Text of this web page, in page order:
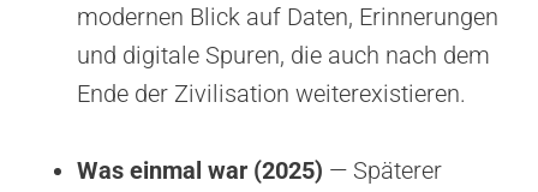
modernen Blick auf Daten, Erinnerungen
und digitale Spuren, die auch nach dem
Ende der Zivilisation weiterexistieren.
Was einmal war (2025) — Späterer